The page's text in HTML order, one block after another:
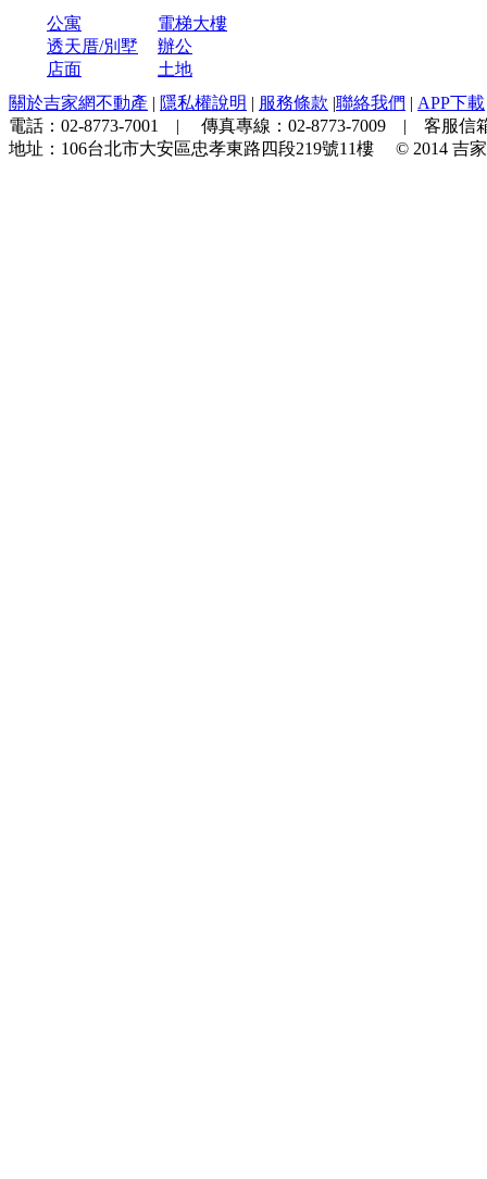
公寓
電梯大樓
透天厝/別墅
辦公
店面
土地
關於吉家網不動產 | 隱私權說明 | 服務條款 |聯絡我們 | APP下載
電話： 02-8773-7001 | 傳真專線： 02-8773-7009 | 客服信
地址： 106台北市大安區忠孝東路四段219號11樓 © 2014 吉